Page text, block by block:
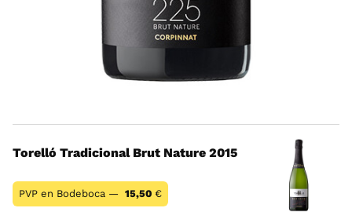
Torelló Tradicional Brut Nature 2015
PVP en Bodeboca — 15,50 €